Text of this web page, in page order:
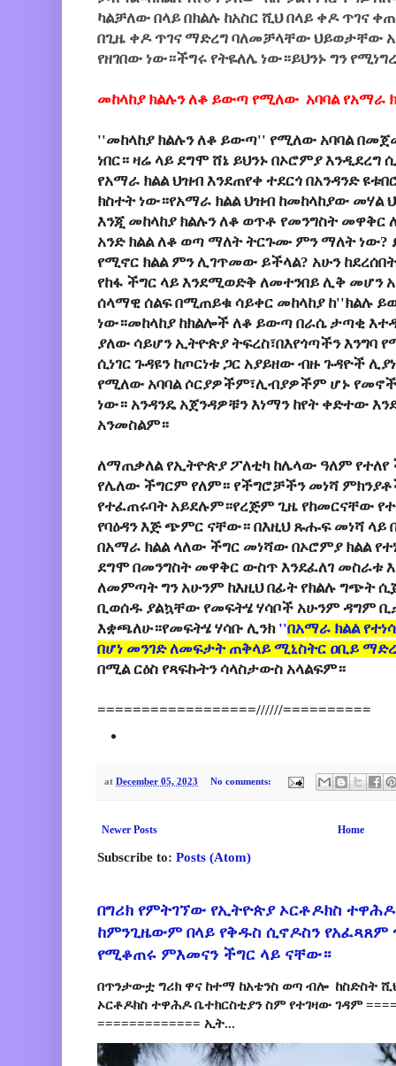
ካልቻለው በላይ በክልሉ ከአስር ሺህ በላይ ቀዶ ጥገና
በጊዜ ቀዶ ጥገና ማድረግ ባለመቻላቸው ህይወታቸው
የዘገበው ነው።ችግሩ የትዬለሌ ነው።ይህንኑ ግን
መከላከያ ክልሉን ለቆ ይውጣ የሚለው አባባል የአማራ
''መከላከያ ክልሉን ለቆ ይውጣ'' የሚለው አባባል
ነበር። ዛሬ ላይ ደግሞ ሸኔ ይህንኑ በኦሮምያ
የአማራ ክልል ህዝብ እንደጠየቀ ተደርጎ በአንዳንድ
ክስተት ነው።የአማራ ክልል ህዝብ ከመከላከያው መሃል
እንጂ መከላከያ ክልሉን ለቆ ወጥቶ የመንግስት መዋቅር
አንድ ክልል ለቆ ወጣ ማለት ትርጉሙ ምን ማለት ነው?
የሚኖር ክልል ምን ሊገጥመው ይችላል? አሁን
የከፋ ችግር ላይ እንደሚወድቅ ለመተንበይ ሊቅ መሆን
ሰላማዊ ሰልፍ በሚጠይቁ ሳይቀር መከላከያ ከ''ክልሉ
ነው።መከላከያ ከክልሎች ለቆ ይውጣ በራሴ ታጣቂ
ያለው ሳይሆን ኢትዮጵያ ትፍረስ፣በእየጎጣችን እንግባ
ሲነገር ጉዳዩን ከጦርነቱ ጋር አያይዘው ብዙ ጉዳዮች
የሚለው አባባል ሶርያዎችም፣ሊብያዎችም ሆኑ
ነው። አንዳንዴ አጀንዳዎቹን እነማን ከየት ቀድተው
አንመስልም።
ለማጠቃለልየኢትዮጵያ ፖለቲካ ከሌላው ዓለም
የሌለው ችግርም የለም። የችግሮቻችን መነሻ
የተፈጠሩባት አይደሉም።የረጅም ጊዜ የከመርናቸው
የባዕዳን እጅ ጭምር ናቸው። በእዚህ ጹሑፍ መነሻ ላይ
በአማራ ክልል ላለው ችግር መነሻው በኦሮምያ ክልል
ደግሞ በመንግስት መዋቅር ውስጥ እንደፈለገ መስራቱ
ለመምጣት ግን አሁንም ከእዚህ በፊት የክልሉ ግጭት
ቢወሰዱ ያልኳቸው የመፍትሄ ሃሳቦች አሁንም ዳግም
እቋጫለሁ።የመፍትሄ ሃሳቡ ሊንክ ''በአማራ ክልል
በሆነ መንገድ ለመፍታት ጠቅላይ ሚኒስትር ዐቢይ
በሚል ርዕስ የጻፍኩትን ሳላስታውስ አላልፍም።
==================//////==========
at December 05, 2023 No comments:
Newer Posts Home
Subscribe to: Posts (Atom)
በግሪክ የምትገኘው የኢትዮጵያ ኦርቶዶክስ
ከምንጊዜውም በላይ የቅዱስ ሲኖዶስን የአፈጻጸም
የሚቆጠሩ ምእመናን ችግር ላይ ናቸው።
በጥንታውቷ ግሪክ ዋና ከተማ ከአቴንስ ወጣ ብሎ ከስድስት
ኦርቶዶክስ ተዋሕዶ ቤተክርስቲያን ስም የተገዛው ገዳም
============= ኢት...